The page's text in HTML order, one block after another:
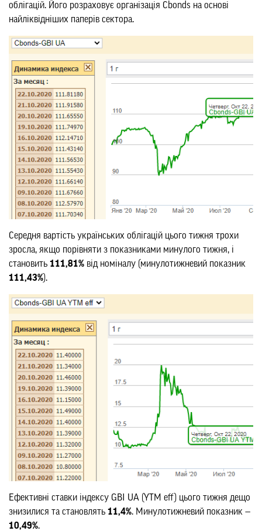
облігацій. Його розраховує організація Cbonds на основі
найліквідніших паперів сектора.
Середня вартість українських облігацій цього тижня трохи
зросла, якщо порівняти з показниками минулого тижня, і
становить 111,81% від номіналу (минулотижневий показник
111,43%).
Ефективні ставки індексу GBI UA (YTM eff) цього тижня дещо
знизилися та становлять 11,4%. Минулотижневий показник —
10,49%.